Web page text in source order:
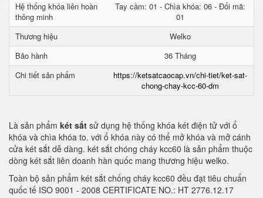
Hệ thống khóa liên hoàn
thông minh
Tay cầm: 01 - Chìa khóa: 06 - Đổi mã:
01
Thương hiệu
Welko
Bảo hành
36 Tháng
Chi tiết sản phẩm
https://ketsatcaocap.vn/chi-tiet/ket-sat-
chong-chay-kcc-60-dm
Là sản phẩm két sắt sử dụng hệ thống khóa két điện tử với ổ
khóa và chìa khóa to. với ổ khóa này có thể mở khóa và mở cánh
cửa két sắt dễ dàng. két sắt chóng cháy kcc60 là sản phẩm thuộc
dòng két sắt liên doanh hàn quốc mang thương hiệu welko.
Toàn bộ sản phẩm két sắt chống cháy kcc60 đều đạt tiêu chuẩn
quốc tế ISO 9001 - 2008 CERTIFICATE NO.: HT 2776.12.17